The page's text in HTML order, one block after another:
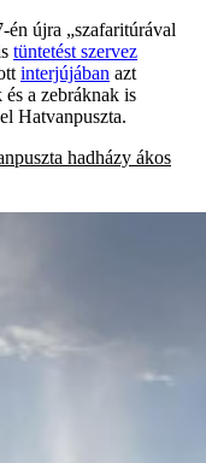
én újra „szafaritúrával
tüntetést szervez
interjújában azt
a zebráknak is
Hatvanpuszta.
hadházy ákos